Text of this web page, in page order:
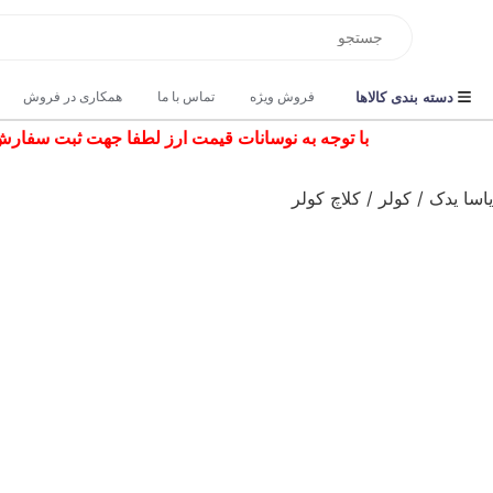
فروش ویژه تماس با ما همکاری در فروش دسته بندی کالاها
با توجه به نوسانات قیمت ارز لطفا جهت ثبت سفارش و
یاسا یدک / کولر / کلاچ کولر